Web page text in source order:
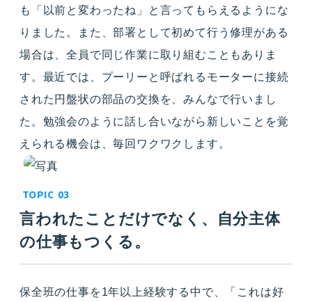
も「以前と変わったね」と言ってもらえるようにな
りました。また、部署として初めて行う修理がある
場合は、全員で同じ作業に取り組むこともありま
す。最近では、プーリーと呼ばれるモーターに接続
された円盤状の部品の交換を、みんなで行いまし
た。勉強会のように話し合いながら新しいことを覚
えられる機会は、毎回ワクワクします。
言われたことだけでなく、自分主体
の仕事もつくる。
保全班の仕事を1年以上経験する中で、「これは好